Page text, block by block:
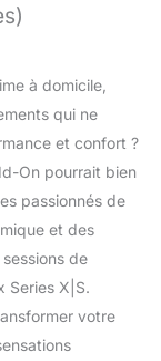
à domicile,
qui ne
et confort ?
On pourrait bien
passionnés de
et des
de
Series X|S.
votre